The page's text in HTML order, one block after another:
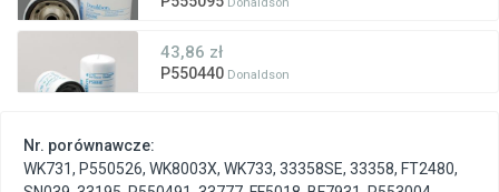
43,86 zł
P550440 Donaldson
Nr. porównawcze:
WK731, P550526, WK8003X, WK733, 33358SE, 33358, FT2480,